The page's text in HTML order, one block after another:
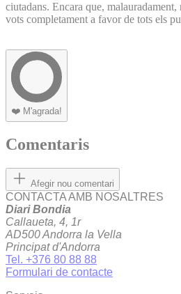
ciutadans. Encara que, malauradament,
vots completament a favor de tots els
❤️ M'agrada!
Comentaris
Afegir nou comentari
CONTACTA AMB NOSALTRES
Diari Bondia
Callaueta, 4, 1r
AD500 Andorra la Vella
Principat d'Andorra
Tel. +376 80 88 88
Formulari de contacte